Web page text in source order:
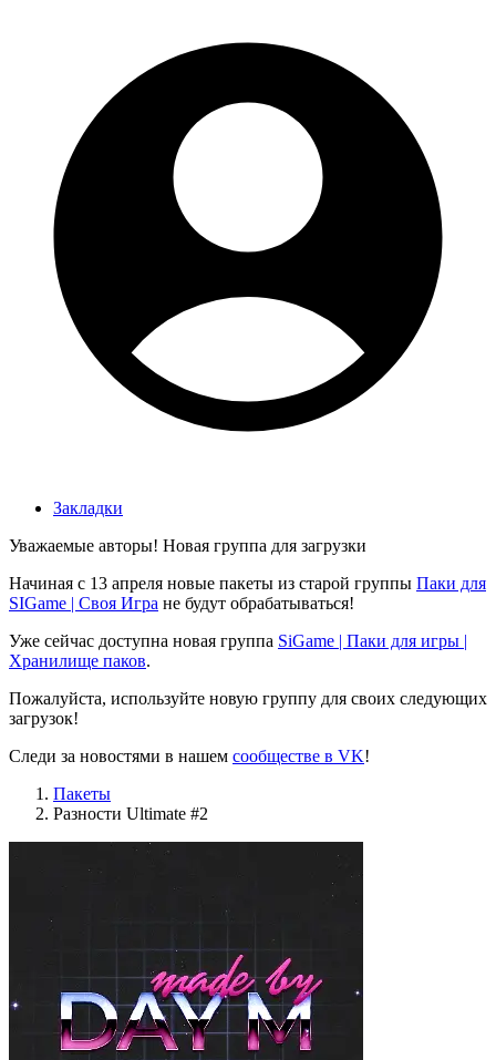
Закладки
Уважаемые авторы! Новая группа для загрузки
Начиная с 13 апреля новые пакеты из старой группы Паки для
SIGame | Своя Игра не будут обрабатываться!
Уже сейчас доступна новая группа SiGame | Паки для игры |
Хранилище паков.
Пожалуйста, используйте новую группу для своих следующих
загрузок!
Следи за новостями в нашем сообществе в VK!
Пакеты
Разности Ultimate #2